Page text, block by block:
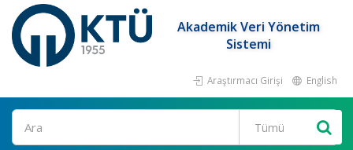
Akademik Veri Yönetim
Sistemi
Araştırmacı Girişi English
Ara